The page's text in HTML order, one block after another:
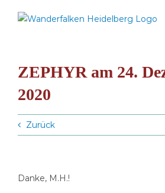
Inhalt
ZEPHYR am 24.
2020
Zurück
Danke, M.H.!